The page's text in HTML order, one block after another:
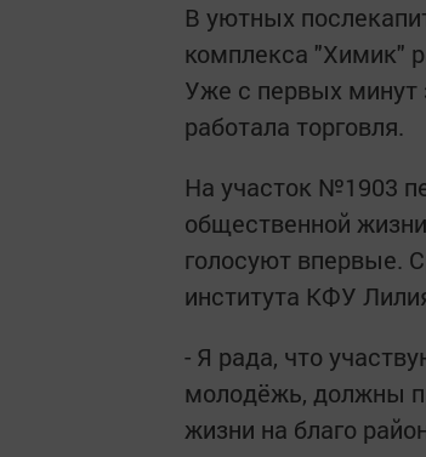
В уютных
комплекса "Химик"
Уже с первых минут
работала торговля.
На участок №1903
общественной
голосуют впервые.
института КФУ
- Я рада, что
молодёжь, должны
жизни на благо